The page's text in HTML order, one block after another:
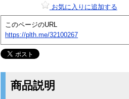
お気に入りに追加する
このページのURL
https://plth.me/32100267
商品説明